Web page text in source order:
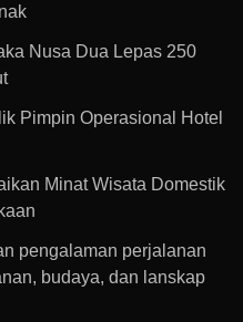
Nusa Dua Lepas 250
Pimpin Operasional Hotel
Minat Wisata Domestik
pengalaman perjalanan
budaya, dan lanskap